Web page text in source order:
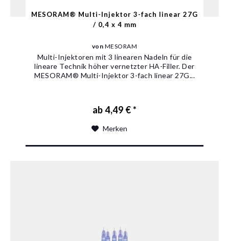
MESORAM® Multi-Injektor 3-fach linear 27G
/ 0,4 x 4 mm
von MESORAM
Multi-Injektoren mit 3 linearen Nadeln für die
lineare Technik höher vernetzter HA-Filler. Der
MESORAM® Multi-Injektor 3-fach linear 27G...
ab 4,49 € *
Merken